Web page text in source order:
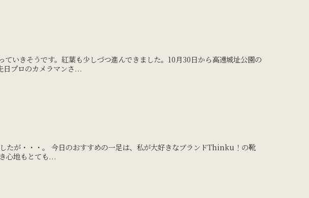
いきそうです。紅葉も少しづつ進んできました。10月30日から高遠城址公園の
日プロのカメラマンさ...
たが・・・。 今日のおすすめの一足は、私が大好きなブランドThinku！の靴
心地もとても...